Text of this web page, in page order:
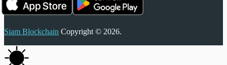
Siam Blockchain Copyright © 2026.